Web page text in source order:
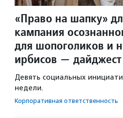
«Право на шапку»
кампания
для шопоголиков и
ирбисов —
Девять социальных
недели.
Корпоративная ответственность ·